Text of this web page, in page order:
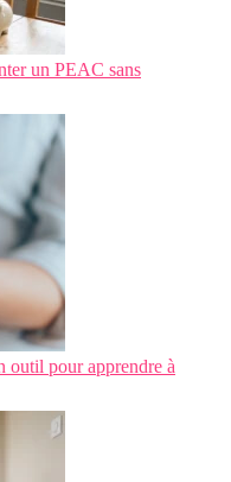
un PEAC sans
outil pour apprendre à